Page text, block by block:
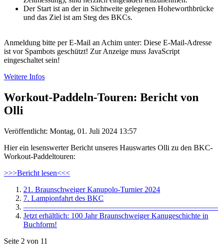
Der Start ist an der in Sichtweite gelegenen Hoheworthbrücke
und das Ziel ist am Steg des BKCs.
Anmeldung bitte per E-Mail an Achim unter: Diese E-Mail-Adresse
ist vor Spambots geschützt! Zur Anzeige muss JavaScript
eingeschaltet sein!
Weitere Infos
Workout-Paddeln-Touren: Bericht von
Olli
Veröffentlicht: Montag, 01. Juli 2024 13:57
Hier ein lesenswerter Bericht unseres Hauswartes Olli zu den BKC-
Workout-Paddeltouren:
>>>Bericht lesen<<<
21. Braunschweiger Kanupolo-Turnier 2024
7. Lampionfahrt des BKC
Jetzt erhältlich: 100 Jahr Braunschweiger Kanugeschichte in
Buchform!
Seite 2 von 11